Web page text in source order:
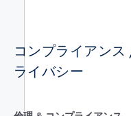
コンプライアン
ライバシー